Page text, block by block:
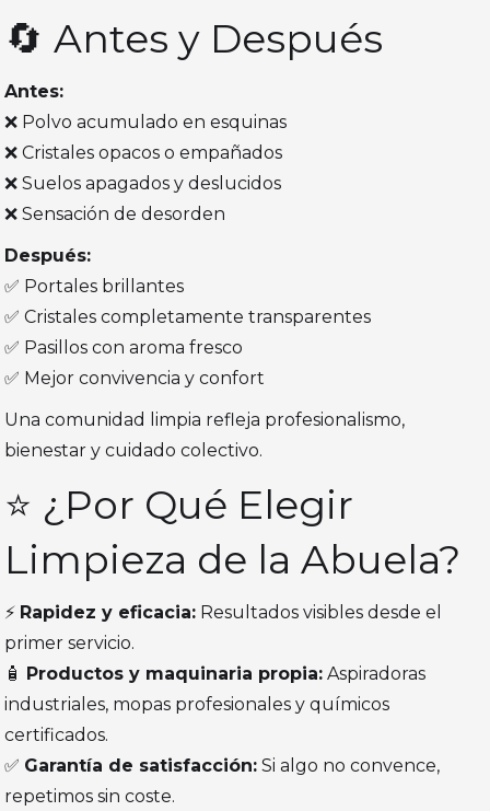
🔄 Antes y Después
Antes:
❌ Polvo acumulado en esquinas
❌ Cristales opacos o empañados
❌ Suelos apagados y deslucidos
❌ Sensación de desorden
Después:
✅ Portales brillantes
✅ Cristales completamente transparentes
✅ Pasillos con aroma fresco
✅ Mejor convivencia y confort
Una comunidad limpia refleja profesionalismo,
bienestar y cuidado colectivo.
⭐ ¿Por Qué Elegir
Limpieza de la Abuela?
⚡ Rapidez y eficacia: Resultados visibles desde el
primer servicio.
🧴
Productos y maquinaria propia: Aspiradoras
industriales, mopas profesionales y químicos
certificados.
✅ Garantía de satisfacción: Si algo no convence,
repetimos sin coste.